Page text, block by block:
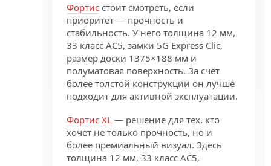
Фортис стоит смотреть, если
приоритет — прочность и
стабильность. У него толщина 12 мм,
33 класс AC5, замки 5G Express Clic,
размер доски 1375×188 мм и
полуматовая поверхность. За счёт
более толстой конструкции он лучше
подходит для активной эксплуатации.
Фортис XL — решение для тех, кто
хочет не только прочность, но и
более премиальный визуал. Здесь
толщина 12 мм, 33 класс AC5,